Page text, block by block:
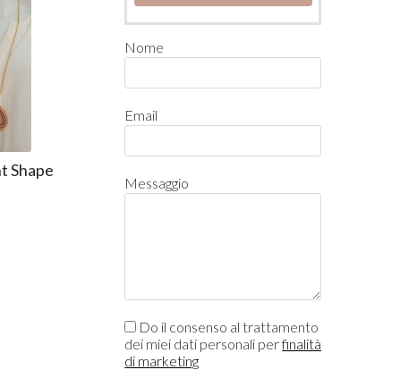
Shape
Nome
Email
Messaggio
Do il consenso al trattamento
dei miei dati personali perfinalità
di marketing